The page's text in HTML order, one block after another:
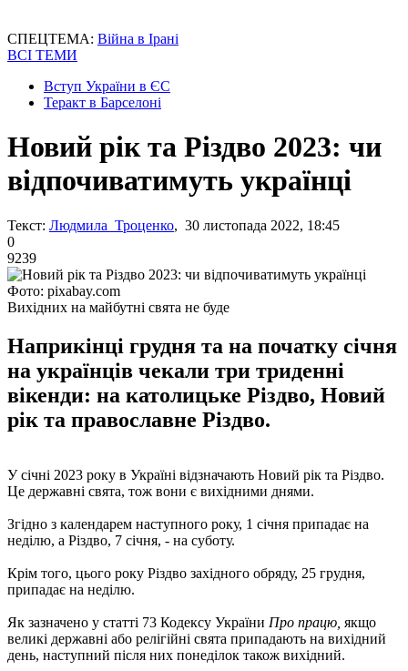
СПЕЦТЕМА: Війна в Ірані
ВСІ ТЕМИ
Вступ України в ЄС
Теракт в Барселоні
Новий рік та Різдво 2023: чи
відпочиватимуть українці
Текст: Людмила Троценко, 30 листопада 2022, 18:45
0
9239
Фото: pixabay.com
Вихідних на майбутні свята не буде
Наприкінці грудня та на початку січня
на українців чекали три триденні
вікенди: на католицьке Різдво, Новий
рік та православне Різдво.
У січні 2023 року в Україні відзначають Новий рік та Різдво.
Це державні свята, тож вони є вихідними днями.
Згідно з календарем наступного року, 1 січня припадає на
неділю, а Різдво, 7 січня, - на суботу.
Крім того, цього року Різдво західного обряду, 25 грудня,
припадає на неділю.
Як зазначено у статті 73 Кодексу України Про працю, якщо
великі державні або релігійні свята припадають на вихідний
день, наступний після них понеділок також вихідний.